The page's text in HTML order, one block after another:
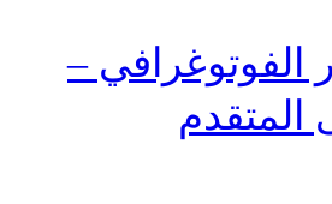
الفوتوغرافي –
المتقدم